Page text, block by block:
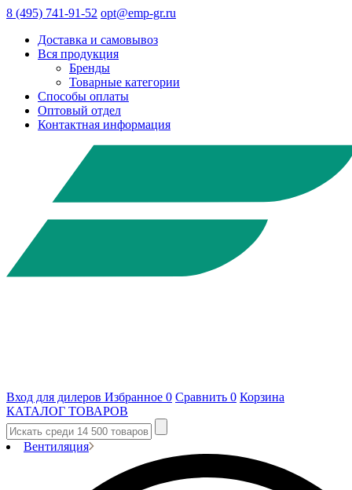
8 (495) 741-91-52 opt@emp-gr.ru
Доставка и самовывоз
Вся продукция
Бренды
Товарные категории
Способы оплаты
Оптовый отдел
Контактная информация
Вход для дилеров Избранное 0 Сравнить 0 Корзина
КАТАЛОГ ТОВАРОВ
Вентиляция